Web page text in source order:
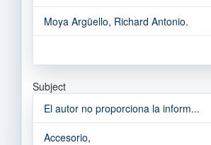
Moya Argüello, Richard Antonio.
Subject
El autor no proporciona la inform...
Accesorio,